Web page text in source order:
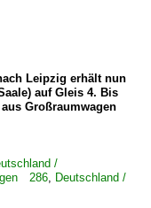
Leipzig erhält nun
auf Gleis 4. Bis
Großraumwagen
/
286, Deutschland /